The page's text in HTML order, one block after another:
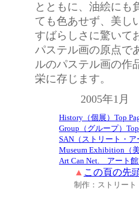
とともに、油絵にも
ても色あせず、美し
すばらしさに驚いて
パステル画の原点で
ルのパステル画の作
栄に存じます。
2005年1
History（個展）Top
Group（グループ）
SAN（ストリート・
Museum Exhibition（
Art Can Net. アート
▲ この頁の先
制作：ストリート